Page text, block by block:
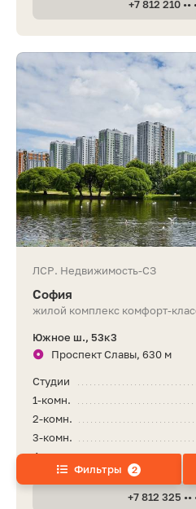
+7 812 210 ••
ЛСР. Недвижимость-СЗ
София
жилой комплекс комфорт-
Южное ш., 53к3
Проспект Славы, 630 м
Студии
1-комн.
2-комн.
3-комн.
4-комн.
+7 812 325 ••
Фильтры 2